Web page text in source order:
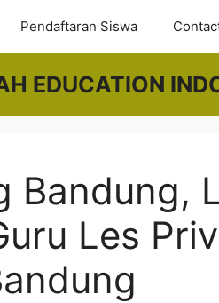
Pendaftaran Siswa
EDUCATION
Bandung,
Les